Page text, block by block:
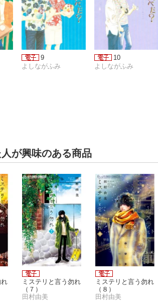
9
よしながふみ
10
よしながふみ
が興味のある商品
れ
ミステリと言う勿れ
（７）
田村由美
ミステリと言う勿れ
（８）
田村由美